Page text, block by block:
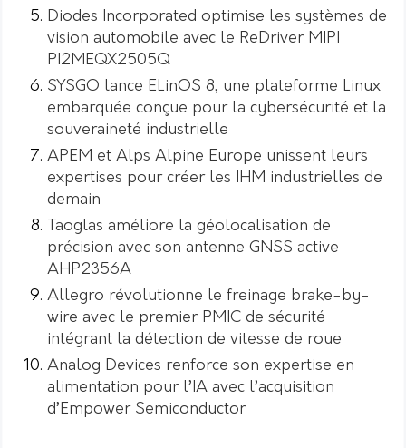
Diodes Incorporated optimise les systèmes de
vision automobile avec le ReDriver MIPI
PI2MEQX2505Q
SYSGO lance ELinOS 8, une plateforme Linux
embarquée conçue pour la cybersécurité et la
souveraineté industrielle
APEM et Alps Alpine Europe unissent leurs
expertises pour créer les IHM industrielles de
demain
Taoglas améliore la géolocalisation de
précision avec son antenne GNSS active
AHP2356A
Allegro révolutionne le freinage brake-by-
wire avec le premier PMIC de sécurité
intégrant la détection de vitesse de roue
Analog Devices renforce son expertise en
alimentation pour l’IA avec l’acquisition
d’Empower Semiconductor